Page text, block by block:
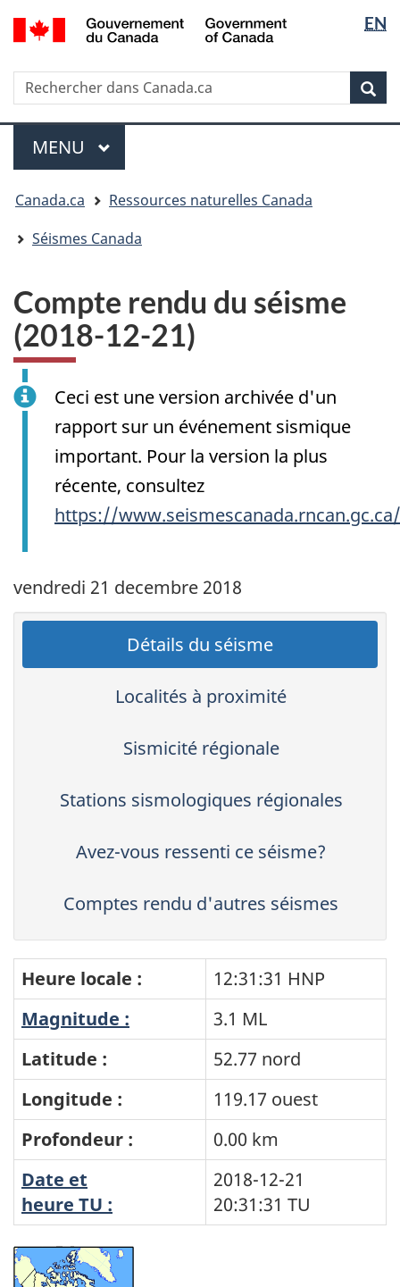
Passer
au
principal
Passer
à
sujet
du
gouvernement »
Passer
à
version
HTML
simplifiée
la
langue
EN
Rechercher
Rechercher
dans
Canada.ca
Menu
MENU PRINCIPAL
êtes
ici
Canada.ca
Ressources naturelles Canada
Séismes Canada
Compte rendu du séisme
(2018-12-21)
Ceci est une version archivée d'un
rapport sur un événement sismique
important. Pour la version la plus
récente, consultez
https://
vendredi 21 decembre 2018
Détails du séisme
Localités à proximité
Sismicité régionale
Stations sismologiques régionales
Avez-vous ressenti ce séisme?
Comptes rendu d'autres séismes
Heure locale :
12:31:31 HNP
Magnitude :
3.1 ML
Latitude :
52.77 nord
Longitude :
119.17 ouest
Profondeur :
0.00 km
Date et
heure TU :
2018-12-21
20:31:31 TU